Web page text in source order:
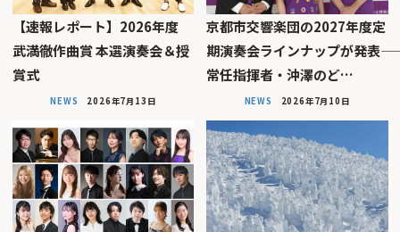
【速報レポート】2026年度
武満徹作曲賞 本選演奏会＆授
賞式
NEWS 2026年7月13日
京都市交響楽団の2027年度定
期演奏会ラインナップが発表――
常任指揮者・沖澤のど…
NEWS 2026年7月10日